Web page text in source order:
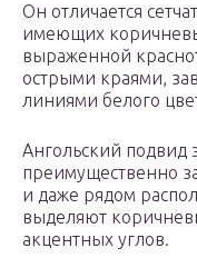
Он отличается
имеющих
выраженной
острыми краями,
линиями белого
Ангольский подвид
преимущественно
и даже рядом
выделяют
акцентных углов.